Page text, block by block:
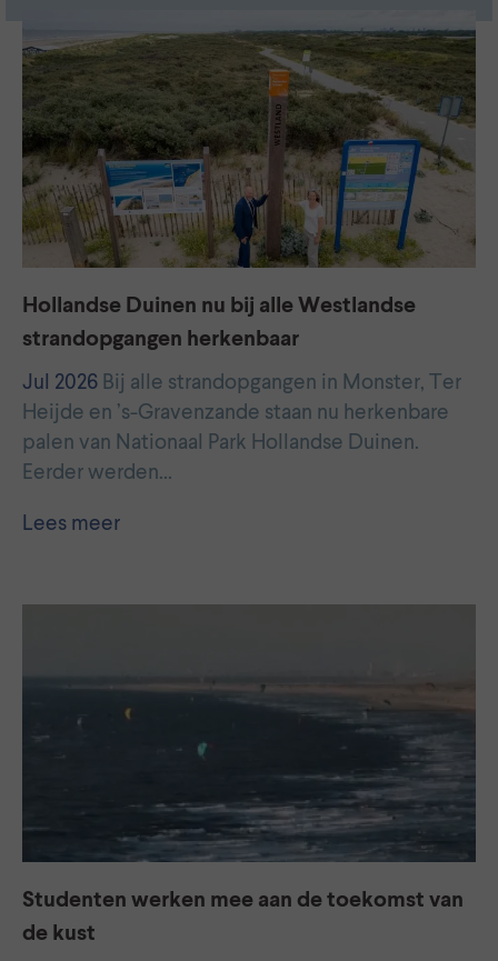
Hollandse Duinen nu bij alle Westlandse
strandopgangen herkenbaar
Jul 2026 Bij alle strandopgangen in Monster, Ter
Heijde en ’s-Gravenzande staan nu herkenbare
palen van Nationaal Park Hollandse Duinen.
Eerder werden…
Lees meer
Studenten werken mee aan de toekomst van
de kust